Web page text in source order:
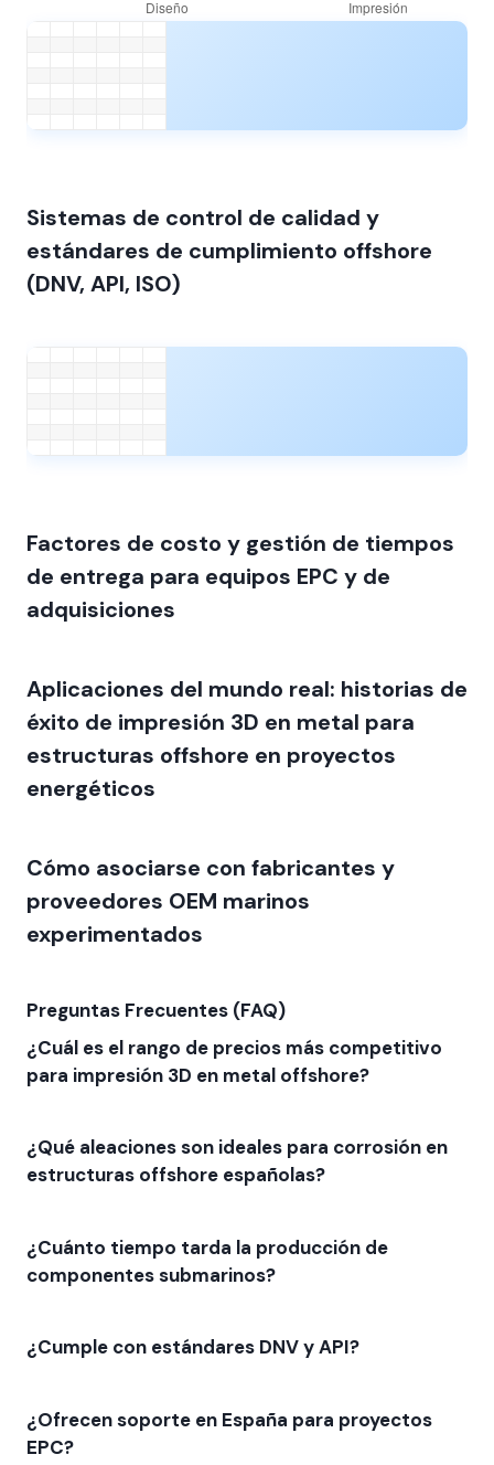
Sistemas de control de calidad y
estándares de cumplimiento offshore
(DNV, API, ISO)
Factores de costo y gestión de tiempos
de entrega para equipos EPC y de
adquisiciones
Aplicaciones del mundo real: historias de
éxito de impresión 3D en metal para
estructuras offshore en proyectos
energéticos
Cómo asociarse con fabricantes y
proveedores OEM marinos
experimentados
Preguntas Frecuentes (FAQ)
¿Cuál es el rango de precios más competitivo
para impresión 3D en metal offshore?
¿Qué aleaciones son ideales para corrosión en
estructuras offshore españolas?
¿Cuánto tiempo tarda la producción de
componentes submarinos?
¿Cumple con estándares DNV y API?
¿Ofrecen soporte en España para proyectos
EPC?